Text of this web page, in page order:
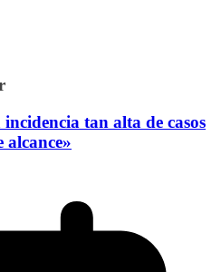
tan alta de casos